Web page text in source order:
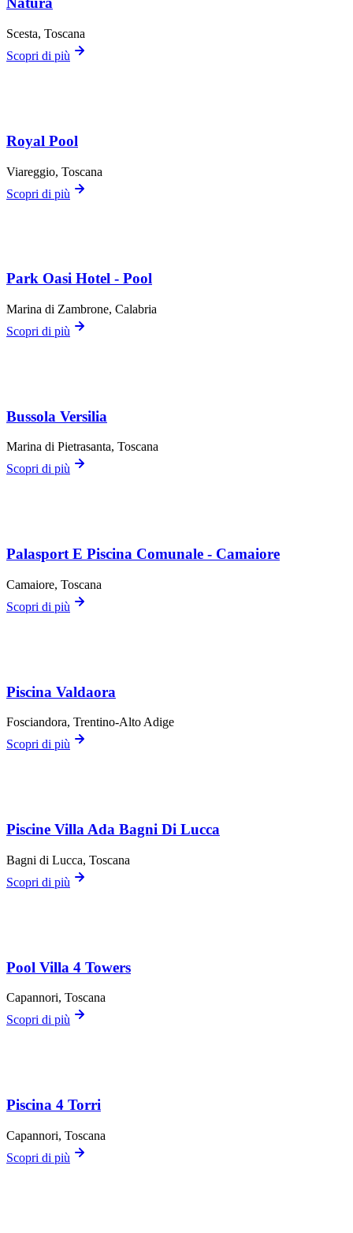
Scesta, Toscana
Scopri di più
Royal Pool
Viareggio, Toscana
Scopri di più
Park Oasi Hotel - Pool
Marina di Zambrone, Calabria
Scopri di più
Bussola Versilia
Marina di Pietrasanta, Toscana
Scopri di più
Palasport E Piscina Comunale - Camaiore
Camaiore, Toscana
Scopri di più
Piscina Valdaora
Fosciandora, Trentino-Alto Adige
Scopri di più
Piscine Villa Ada Bagni Di Lucca
Bagni di Lucca, Toscana
Scopri di più
Pool Villa 4 Towers
Capannori, Toscana
Scopri di più
Piscina 4 Torri
Capannori, Toscana
Scopri di più